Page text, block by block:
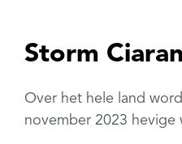
Storm Ciaran
Over het hele land
november 2023 hevige